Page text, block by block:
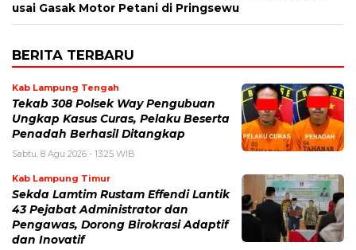
usai Gasak Motor Petani di Pringsewu
BERITA TERBARU
Kab Lampung Tengah
Tekab 308 Polsek Way Pengubuan
Ungkap Kasus Curas, Pelaku Beserta
Penadah Berhasil Ditangkap
Sabtu, 8 Agu 2026 - 13:25 WIB
Kab Lampung Timur
Sekda Lamtim Rustam Effendi Lantik
43 Pejabat Administrator dan
Pengawas, Dorong Birokrasi Adaptif
dan Inovatif